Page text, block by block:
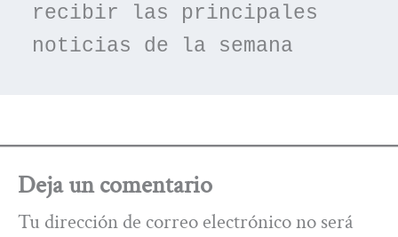
recibir las principales
noticias de la semana
Deja un comentario
Tu dirección de correo electrónico no será